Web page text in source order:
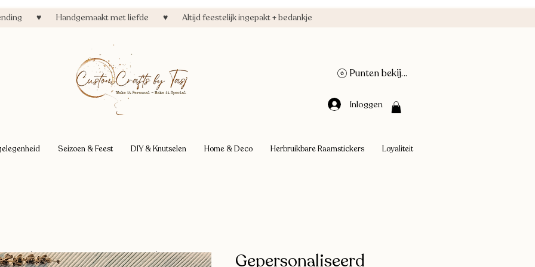
♥ Handgemaakt met liefde ♥ Altijd feestelijk ingepakt + bedankje
Punten bekijken
Inloggen
Seizoen & Feest DIY & Knutselen Home & Deco Herbruikbare Raamstickers Loyaliteit
Gepersonaliseerd